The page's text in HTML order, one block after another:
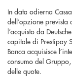
In data odierna
dell’opzione
l’acquisto da
capitale di Prestipay
Banca acquisisce
consumo del
delle quote.